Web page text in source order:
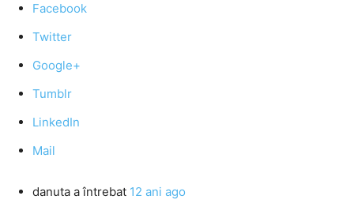
Facebook
Twitter
Google+
Tumblr
LinkedIn
Mail
danuta a întrebat 12 ani ago